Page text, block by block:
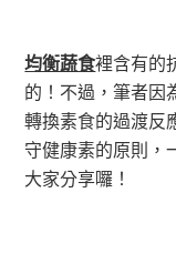
均衡蔬食裡含有的
的！不過，筆者因
轉換素食的過渡反
守健康素的原則，
大家分享囉！